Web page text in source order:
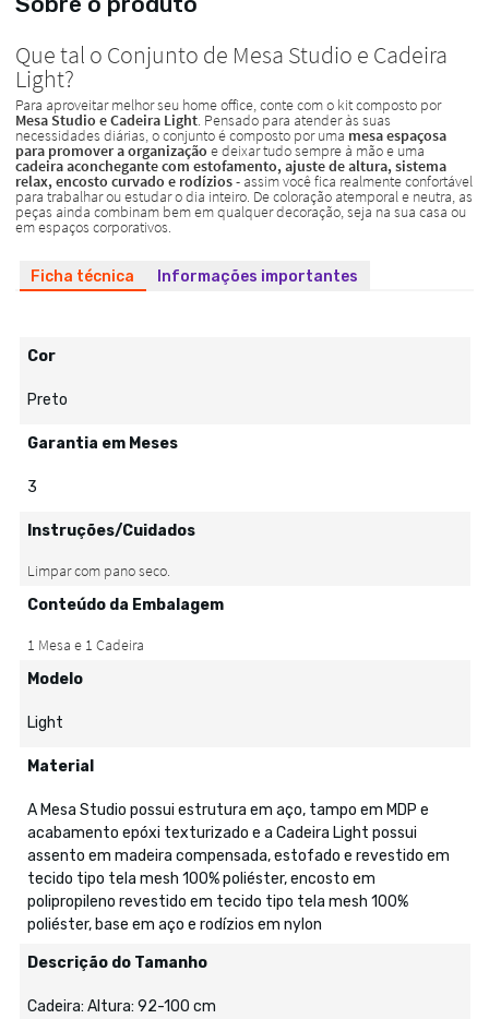
Ficha técnica Informações importantes
Cor
Preto
Garantia em Meses
3
Instruções/Cuidados
Conteúdo da Embalagem
Modelo
Light
Material
A Mesa Studio possui estrutura em aço, tampo em MDP e
acabamento epóxi texturizado e a Cadeira Light possui
assento em madeira compensada, estofado e revestido em
tecido tipo tela mesh 100% poliéster, encosto em
polipropileno revestido em tecido tipo tela mesh 100%
poliéster, base em aço e rodízios em nylon
Descrição do Tamanho
Cadeira: Altura: 92-100 cm